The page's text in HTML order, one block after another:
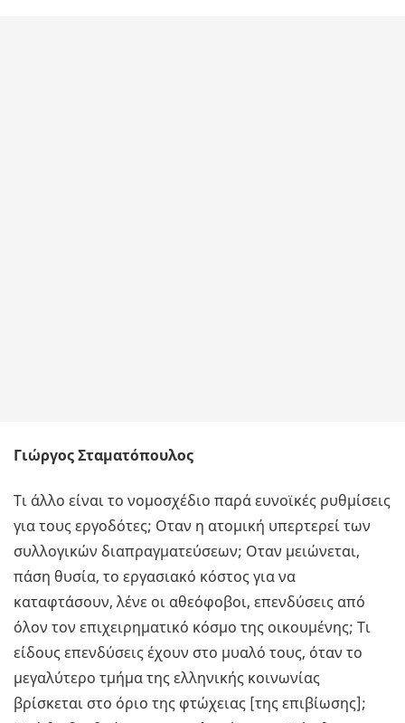
Γιώργος Σταματόπουλος
Τι άλλο είναι το νομοσχέδιο παρά ευνοϊκές ρυθμίσεις
για τους εργοδότες; Οταν η ατομική υπερτερεί των
συλλογικών διαπραγματεύσεων; Οταν μειώνεται,
πάση θυσία, το εργασιακό κόστος για να
καταφτάσουν, λένε οι αθεόφοβοι, επενδύσεις από
όλον τον επιχειρηματικό κόσμο της οικουμένης; Τι
είδους επενδύσεις έχουν στο μυαλό τους, όταν το
μεγαλύτερο τμήμα της ελληνικής κοινωνίας
βρίσκεται στο όριο της φτώχειας [της επιβίωσης];